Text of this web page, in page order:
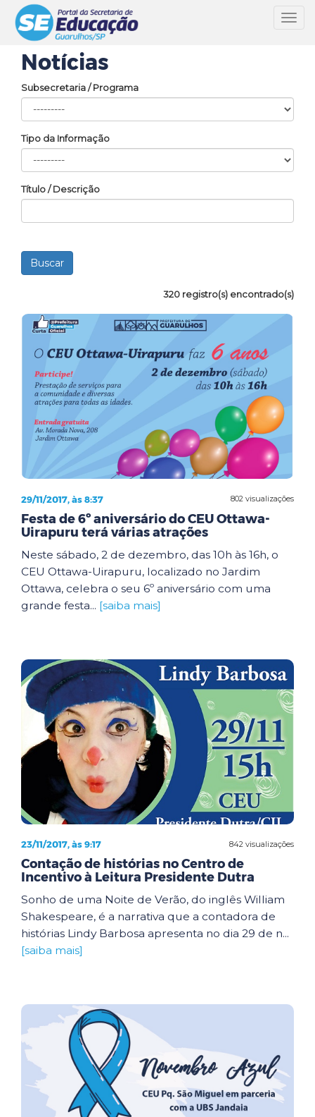
Notícias
Subsecretaria / Programa
Tipo da Informação
Título / Descrição
320 registro(s) encontrado(s)
802 visualizações
29/11/2017, às 8:37
Festa de 6º aniversário do CEU Ottawa-
Uirapuru terá várias atrações
Neste sábado, 2 de dezembro, das 10h às 16h, o
CEU Ottawa-Uirapuru, localizado no Jardim
Ottawa, celebra o seu 6º aniversário com uma
grande festa... [saiba mais]
842 visualizações
23/11/2017, às 9:17
Contação de histórias no Centro de
Incentivo à Leitura Presidente Dutra
Sonho de uma Noite de Verão, do inglês William
Shakespeare, é a narrativa que a contadora de
histórias Lindy Barbosa apresenta no dia 29 de n...
[saiba mais]